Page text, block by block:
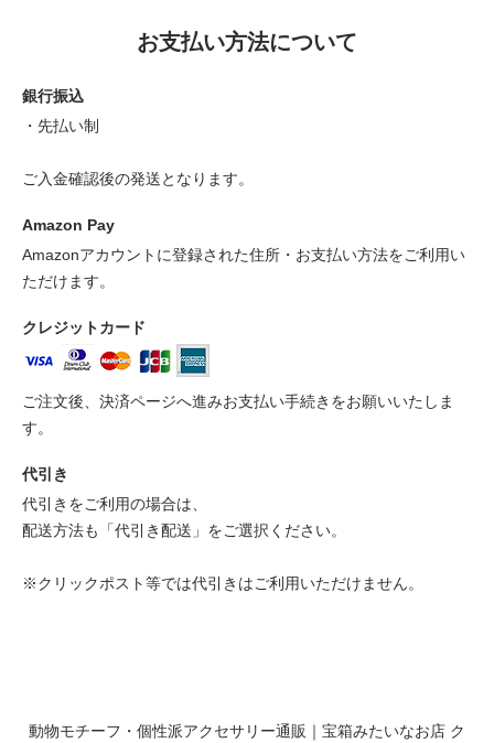
お支払い方法について
銀行振込
・先払い制
ご入金確認後の発送となります。
Amazon Pay
Amazonアカウントに登録された住所・お支払い方法をご利用い
ただけます。
クレジットカード
ご注文後、決済ページへ進みお支払い手続きをお願いいたしま
す。
代引き
代引きをご利用の場合は、
配送方法も「代引き配送」をご選択ください。
※クリックポスト等では代引きはご利用いただけません。
動物モチーフ・個性派アクセサリー通販｜宝箱みたいなお店 ク